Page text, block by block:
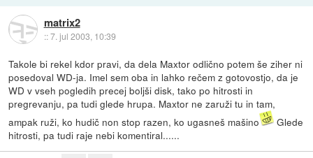
matrix2
::7. jul 2003, 10:39
Takole bi rekel kdor pravi, da dela Maxtor odlično potem še ziher ni
posedoval WD-ja. Imel sem oba in lahko rečem z gotovostjo, da je
WD v vseh pogledih precej boljši disk, tako po hitrosti in
pregrevanju, pa tudi glede hrupa. Maxtor ne zaruži tu in tam,
ampak ruži, ko hudič non stop razen, ko ugasneš mašino
Glede
hitrosti, pa tudi raje nebi komentiral......